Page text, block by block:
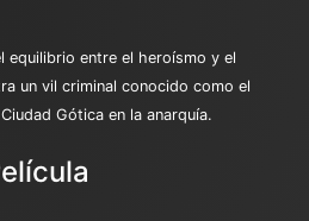
equilibrio entre el heroísmo y el
un vil criminal conocido como el
Gótica en la anarquía.